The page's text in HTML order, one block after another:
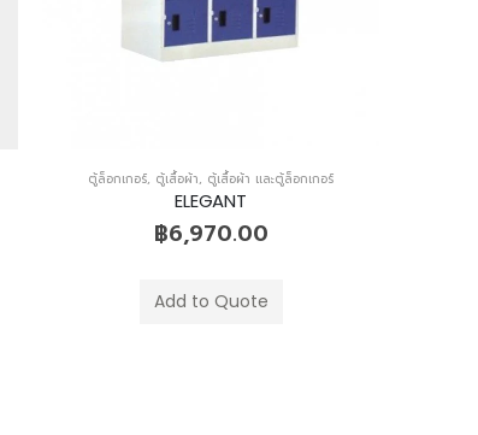
ตู้ล็อกเกอร์, ตู้เสื้อผ้า, ตู้เสื้อผ้า และตู้ล็อกเกอร์
ELEGANT
฿16,150.00
Add to Quote